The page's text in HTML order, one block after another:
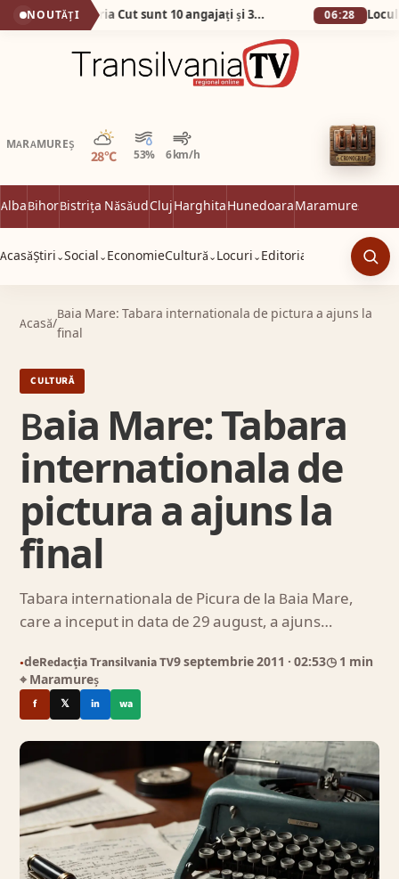
NOUTĂȚI No, așa da! La Primăria Cut sunt 10 angajați și 38 de abonamente la telefon! 06:28
MARAMUREȘ
28°C 53% 6 km/h
Parțial noros
AlbaBihorBistrița NăsăudClujHarghitaHunedoaraMaramureș
AcasăȘtiri ⌄Social ⌄ EconomieCultură ⌄ Locuri ⌄ Editorial
Acasă/
Baia Mare: Tabara internationala de pictura a ajuns la
final
CULTURĂ
Baia Mare: Tabara
internationala de
pictura a ajuns la
final
Tabara internationala de Picura de la Baia Mare,
care a inceput in data de 29 august, a ajuns…
●deRedacția Transilvania TV9 septembrie 2011 · 02:53◷ 1 min
⌖ Maramureș
f 𝕏 in wa